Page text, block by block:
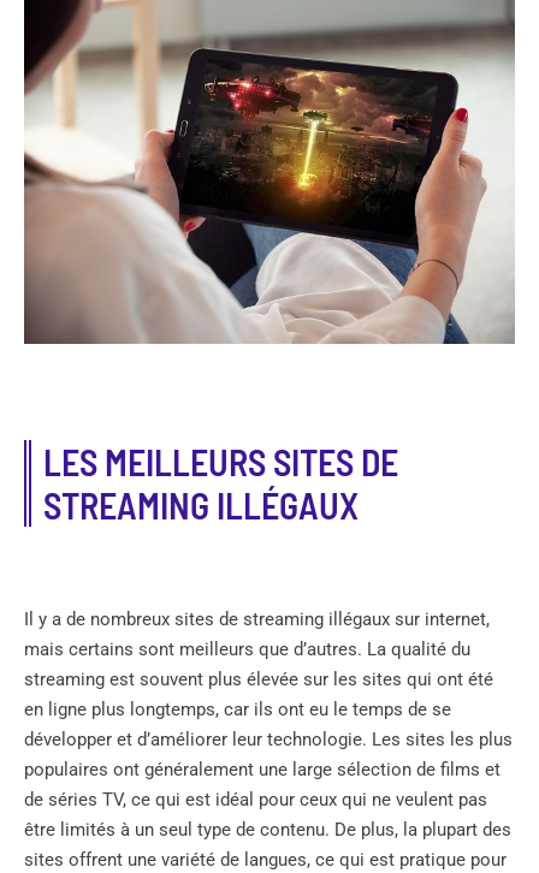
LES MEILLEURS SITES DE
STREAMING ILLÉGAUX
Il y a de nombreux sites de streaming illégaux sur internet,
mais certains sont meilleurs que d’autres. La qualité du
streaming est souvent plus élevée sur les sites qui ont été
en ligne plus longtemps, car ils ont eu le temps de se
développer et d’améliorer leur technologie. Les sites les plus
populaires ont généralement une large sélection de films et
de séries TV, ce qui est idéal pour ceux qui ne veulent pas
être limités à un seul type de contenu. De plus, la plupart des
sites offrent une variété de langues, ce qui est pratique pour